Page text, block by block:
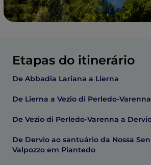
Etapas do itinerário
De Abbadia Lariana a Lierna
De Lierna a Vezio di Perledo-Varenna
De Vezio di Perledo-Varenna a
De Dervio ao santuário da Nossa
Valpozzo em Piantedo